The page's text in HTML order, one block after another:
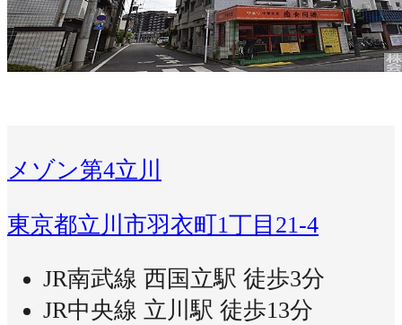
メゾン第4立川
東京都立川市羽衣町1丁目21-4
JR南武線 西国立駅 徒歩3分
JR中央線 立川駅 徒歩13分